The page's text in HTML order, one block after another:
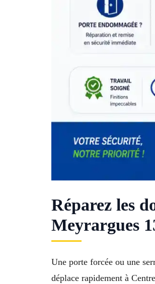
Réparez les
Meyrargues
Une porte forcée ou une
déplace rapidement à